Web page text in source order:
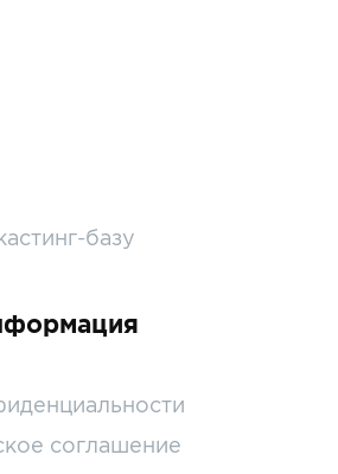
базу
соглашение